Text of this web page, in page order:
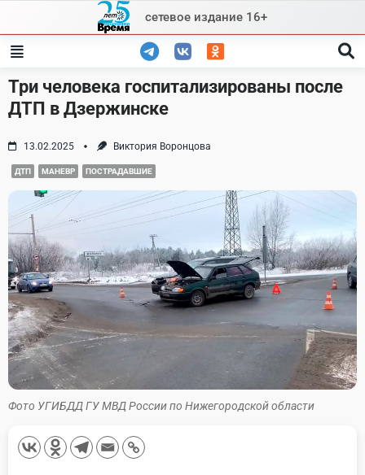
content
сетевое издание 16+
Три человека госпитализированы после
ДТП в Дзержинске
13.02.2025 Виктория Воронцова
ДТП МАНЕВР ПОСТРАДАВШИЕ
Фото УГИБДД ГУ МВД России по Нижегородской области